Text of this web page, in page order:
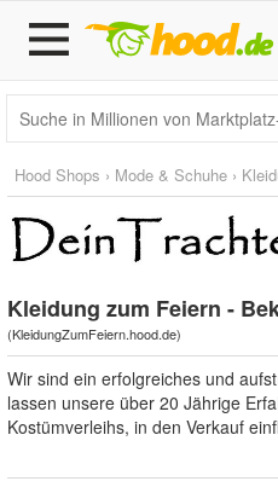
Hood Shops › Mode & Schuhe ›
Kleidung zum Feiern -
(KleidungZumFeiern.hood.de)
Wir sind ein erfolgreiches und
lassen unsere über 20 Jährige
Kostümverleihs, in den Verkauf